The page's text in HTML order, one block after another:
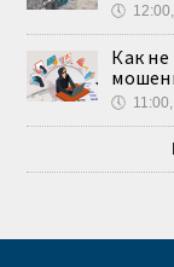
🕔
Как
🕔